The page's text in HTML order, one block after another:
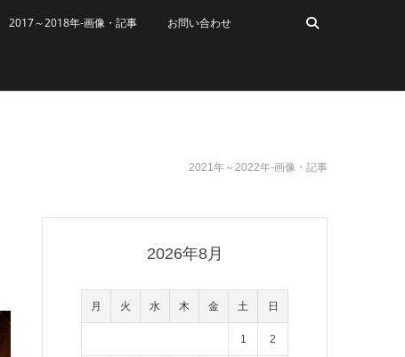
2017～2018年-画像・記事 お問い合わせ
2021年～2022年-画像・記事
2026年8月
月 火 水 木 金 土 日
1 2